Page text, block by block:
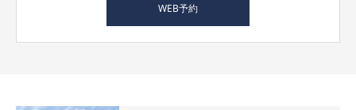
WEB予約